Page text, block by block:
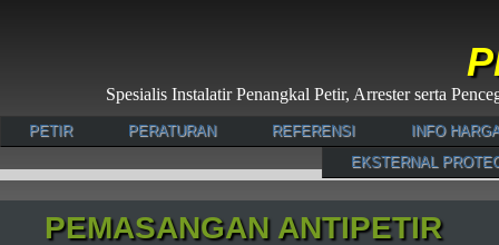
Spesialis Instalatir Penangkal Petir, Arrester serta
PETIR PERATURAN REFERENSI
INFO
EKSTERNAL
PEMASANGAN ANTIPETIR